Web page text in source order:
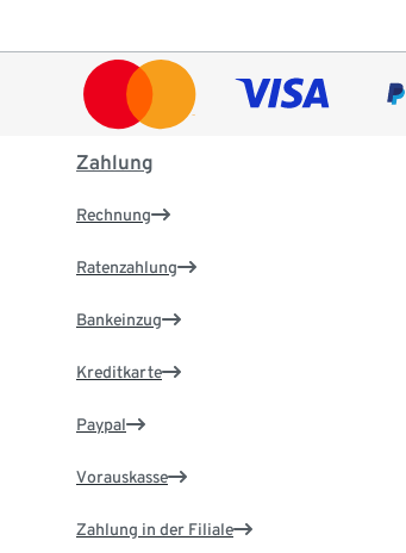
Zahlung
Rechnung
Ratenzahlung
Bankeinzug
Kreditkarte
Paypal
Vorauskasse
Zahlung in der Filiale